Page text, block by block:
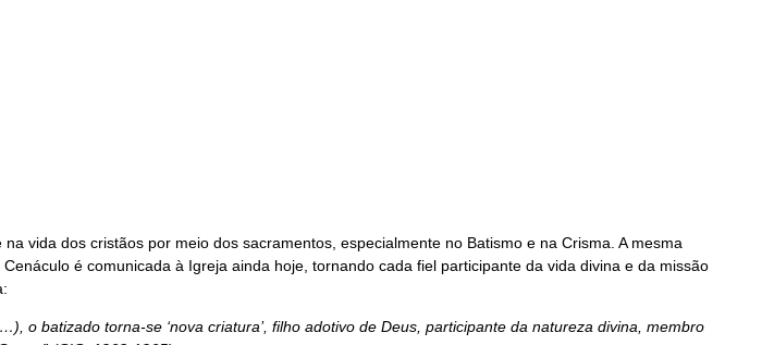
vida dos cristãos por meio dos sacramentos, especialmente no Batismo e na Crisma. A mesma
é comunicada à Igreja ainda hoje, tornando cada fiel participante da vida divina e da missão
o batizado torna-se ‘nova criatura’, filho adotivo de Deus, participante da natureza divina, membro